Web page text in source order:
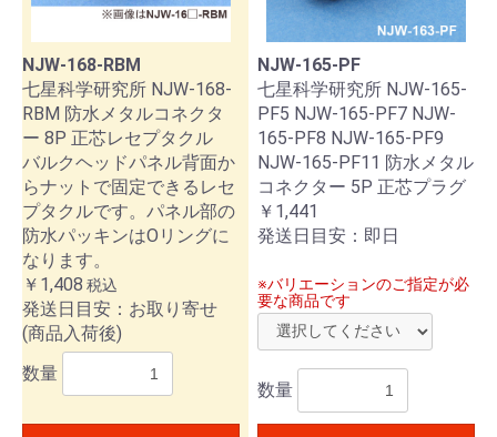
NJW-168-RBM
七星科学研究所 NJW-168-
RBM 防水メタルコネクタ
ー 8P 正芯レセプタクル
バルクヘッドパネル背面か
らナットで固定できるレセ
プタクルです。パネル部の
防水パッキンはOリングに
なります。
￥1,408 税込
発送日目安：お取り寄せ
(商品入荷後)
数量
NJW-165-PF
七星科学研究所 NJW-165-
PF5 NJW-165-PF7 NJW-
165-PF8 NJW-165-PF9
NJW-165-PF11 防水メタル
コネクター 5P 正芯プラグ
￥1,441
発送日目安：即日
※バリエーションのご指定が必
要な商品です
数量